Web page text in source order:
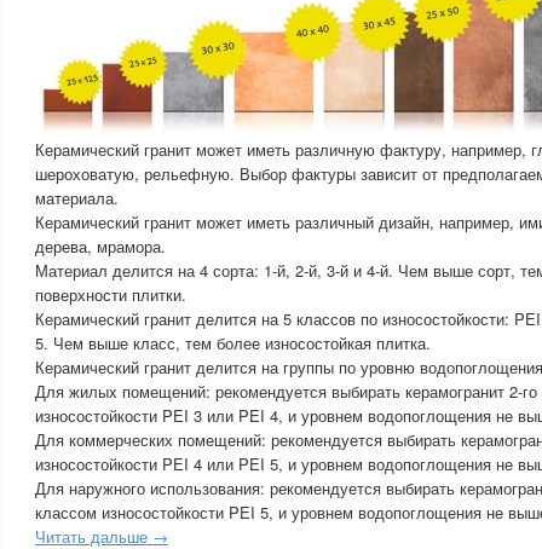
Керамический гранит может иметь различную фактуру, например,
шероховатую, рельефную. Выбор фактуры зависит от
материала.
Керамический гранит может иметь различный дизайн, например,
дерева, мрамора.
Материал делится на 4 сорта: 1-й, 2-й, 3-й и 4-й. Чем выше сорт,
поверхности плитки.
Керамический гранит делится на 5 классов по износостойкости:
5. Чем выше класс, тем более износостойкая плитка.
Керамический гранит делится на группы по уровню
Для жилых помещений: рекомендуется выбирать керамогранит 2-
износостойкости PEI 3 или PEI 4, и уровнем водопоглощения не
Для коммерческих помещений: рекомендуется выбирать
износостойкости PEI 4 или PEI 5, и уровнем водопоглощения не
Для наружного использования: рекомендуется выбирать
классом износостойкости PEI 5, и уровнем водопоглощения не
Читать дальше →